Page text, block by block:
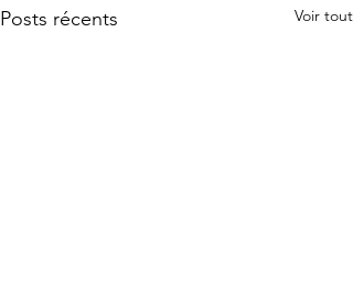
Posts récents Voir tout